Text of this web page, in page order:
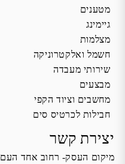
מטענים
גיימינג
מצלמות
חשמל ואלקטרוניקה
שירותי מעבדה
מבצעים
מחשבים וציוד הקפי
חבילות לכרטיס סים
יצירת קשר
מיקום העסק- רחוב אחד העם 5,